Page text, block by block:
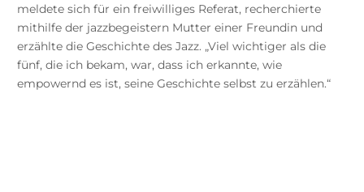
meldete sich für ein freiwilliges Referat, recherchierte
mithilfe der jazzbegeistern Mutter einer Freundin und
erzählte die Geschichte des Jazz. „Viel wichtiger als die
fünf, die ich bekam, war, dass ich erkannte, wie
empowernd es ist, seine Geschichte selbst zu erzählen.“